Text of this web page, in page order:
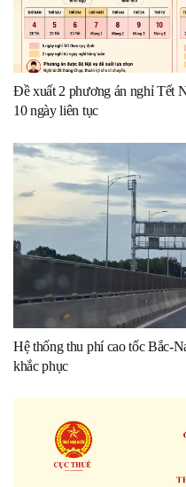
Đề xuất 2 phương án nghỉ Tết
10 ngày liên tục
Hệ thống thu phí cao tốc Bắc-
khắc phục